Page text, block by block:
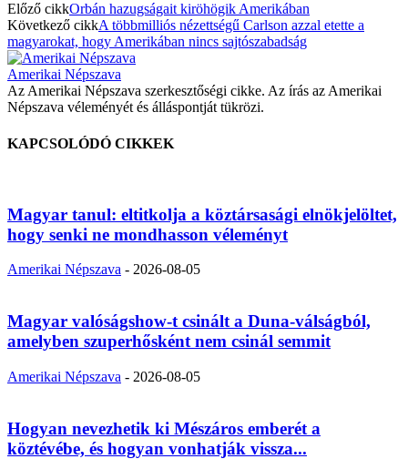
Előző cikkOrbán hazugságait kiröhögik Amerikában
Következő cikkA többmilliós nézettségű Carlson azzal etette a
magyarokat, hogy Amerikában nincs sajtószabadság
Amerikai Népszava
Az Amerikai Népszava szerkesztőségi cikke. Az írás az Amerikai
Népszava véleményét és álláspontját tükrözi.
KAPCSOLÓDÓ CIKKEK
Magyar tanul: eltitkolja a köztársasági elnökjelöltet,
hogy senki ne mondhasson véleményt
Amerikai Népszava - 2026-08-05
Magyar valóságshow-t csinált a Duna-válságból,
amelyben szuperhősként nem csinál semmit
Amerikai Népszava - 2026-08-05
Hogyan nevezhetik ki Mészáros emberét a
köztévébe, és hogyan vonhatják vissza...